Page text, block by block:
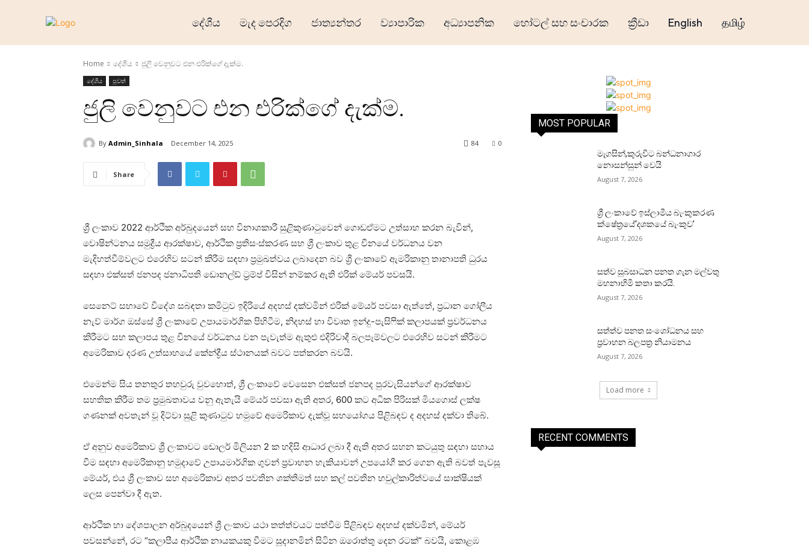
දේශීය මැද පෙරදිග ජාත්‍යන්තර ව්‍යාපාරික අධ්‍යාපනික හෝටල් සහ සංචාරක ක්‍රීඩා English தமிழ்
Home දේශීය ජුලි වෙනුවට එන එරික්ගේ දැක්ම.
දේශීය පුවත්
ජුලි වෙනුවට එන එරික්ගේ දැක්ම.
By Admin_Sinhala December 14, 2025 0
84
Share
ශ්‍රී ලංකාව 2022 ආර්ථික අර්බුදයෙන් සහ විනාශකාරී සුළිකුණාටුවෙන් ගොඩඒමට උත්සාහ කරන බැවින්,
වොෂින්ටනය සමුද්‍රීය ආරක්ෂාව, ආර්ථික ප්‍රතිසංස්කරණ සහ ශ්‍රී ලංකාව තුළ චීනයේ වර්ධනය වන
මැදිහත්වීම්වලට එරෙහිව සටන් කිරීම සඳහා ප්‍රමුඛත්වය ලබාදෙන බව ශ්‍රී ලංකාවේ ඇමරිකානු තානාපති ධුරය
සඳහා එක්සත් ජනපද ජනාධිපති ඩොනල්ඩ් ට්‍රම්ප් විසින් නම්කර ඇති එරික් මේයර් පවසයි.
සෙනෙට් සභාවේ විදේශ සබඳතා කමිටුව ඉදිරියේ අදහස් දක්වමින් එරික් මේයර් පවසා ඇත්තේ, ප්‍රධාන ගෝලීය
නැව් මාර්ග ඔස්සේ ශ්‍රී ලංකාවේ උපායමාර්ගික පිහිටීම, නිදහස් හා විවෘත ඉන්දු-පැසිෆික් කලාපයක් ප්‍රවර්ධනය
කිරීමට සහ කලාපය තුළ චීනයේ වර්ධනය වන පැවැත්ම ඇතුළු එදිරිවාදී බලපෑම්වලට එරෙහිව සටන් කිරීමට
අමෙරිකාව දරණ උත්සාහයේ කේන්ද්‍රීය ස්ථානයක් බවට පත්කරන බවයි.
එමෙන්ම සිය තනතුර තහවුරු වුවහොත්, ශ්‍රී ලංකාවේ වෙසෙන එක්සත් ජනපද පුරවැසියන්ගේ ආරක්ෂාව
සහතික කිරීම තම ප්‍රමුඛතාවය වනු ඇතැයි මේයර් පවසා ඇති අතර, 600 කට අධික පිරිසක් මියගොස් ලක්ෂ
ගණනක් අවතැන් වූ දිට්වා සුළි කුණාටුව හමුවේ අමෙරිකාව දැක්වූ සහයෝගය පිළිබඳව ද අදහස් දක්වා තිබේ.
ඒ අනුව අමෙරිකාව ශ්‍රී ලංකාවට ඩොලර් මිලියන 2 ක හදිසි ආධාර ලබා දී ඇති අතර සහන කටයුතු සඳහා සහාය
වීම සඳහා අමෙරිකානු හමුදාවේ උපායමාර්ගික ගුවන් ප්‍රවාහන හැකියාවන් උපයෝගී කර ගෙන ඇති බවත් පැවසූ
මේයර්, එය ශ්‍රී ලංකාව සහ අමෙරිකාව අතර පවතින ශක්තිමත් සහ කල් පවතින හවුල්කාරිත්වයේ සාක්ෂියක්
ලෙස පෙන්වා දී ඇත.
ආර්ථික හා දේශපාලන අර්බුදයෙන් ශ්‍රී ලංකාව යථා තත්ත්වයට පත්වීම පිළිබඳව අදහස් දක්වමින්, මේයර්
පවසන්නේ, රට “කලාපීය ආර්ථික නායකයකු වීමට සූදානමින් සිටින ඔරොත්තු දෙන රටක්” බවයි, කොළඹ
MOST POPULAR
මැගසින්,කුරුවිට බන්ධනාගාර
නොසන්සුන් වෙයි
August 7, 2026
ශ්‍රී ලංකාවේ ඉස්ලාමීය බැංකුකරණ
ක්ෂේත්‍රයේ‘දශකයේ බැංකුව’
August 7, 2026
සත්ව සුබසාධන පනත ගැන මල්වතු
මහනාහිමි කතා කරයි.
August 7, 2026
සත්ත්ව පනත සංශෝධනය සහ
ප්‍රවාහන බලපත්‍ර නියාමනය
August 7, 2026
Load more
RECENT COMMENTS